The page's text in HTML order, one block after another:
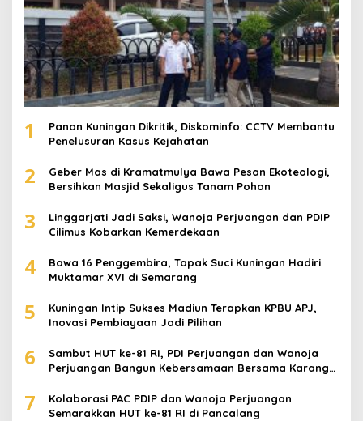
1
Panon Kuningan Dikritik, Diskominfo: CCTV Membantu
Penelusuran Kasus Kejahatan
2
Geber Mas di Kramatmulya Bawa Pesan Ekoteologi,
Bersihkan Masjid Sekaligus Tanam Pohon
3
Linggarjati Jadi Saksi, Wanoja Perjuangan dan PDIP
Cilimus Kobarkan Kemerdekaan
4
Bawa 16 Penggembira, Tapak Suci Kuningan Hadiri
Muktamar XVI di Semarang
5
Kuningan Intip Sukses Madiun Terapkan KPBU APJ,
Inovasi Pembiayaan Jadi Pilihan
6
Sambut HUT ke-81 RI, PDI Perjuangan dan Wanoja
Perjuangan Bangun Kebersamaan Bersama Karang
7
Kolaborasi PAC PDIP dan Wanoja Perjuangan
Semarakkan HUT ke-81 RI di Pancalang